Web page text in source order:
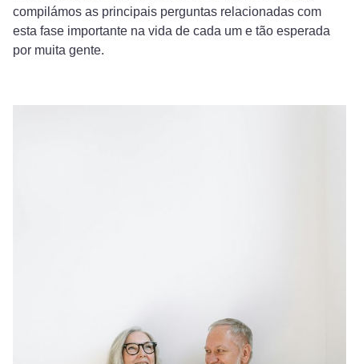
compilámos as principais perguntas relacionadas com
esta fase importante na vida de cada um e tão esperada
por muita gente.